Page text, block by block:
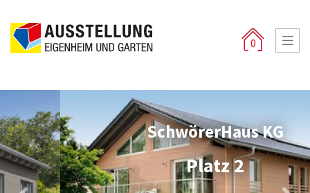
0
SchwörerHaus KG
Platz 2